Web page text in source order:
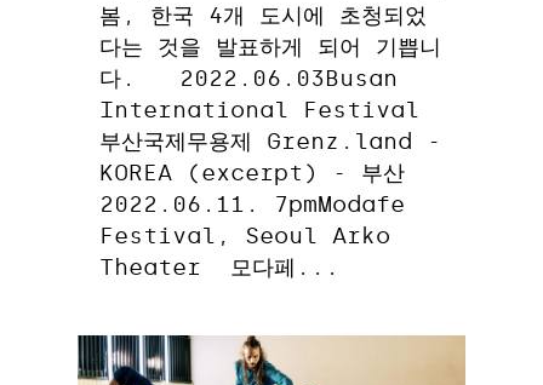
봄, 한국 4개 도시에 초청되었
다는 것을 발표하게 되어 기쁩니
다. 2022.06.03Busan
International Festival
부산국제무용제 Grenz.land -
KOREA (excerpt) - 부산
2022.06.11. 7pmModafe
Festival, Seoul Arko
Theater 모다페...
0